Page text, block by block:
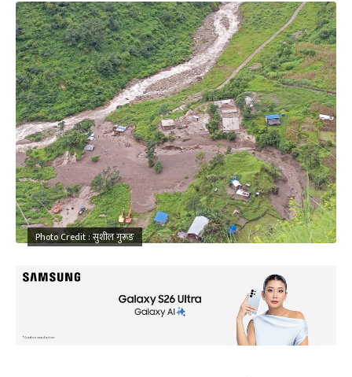
Photo Credit : सुशील गुरूङ